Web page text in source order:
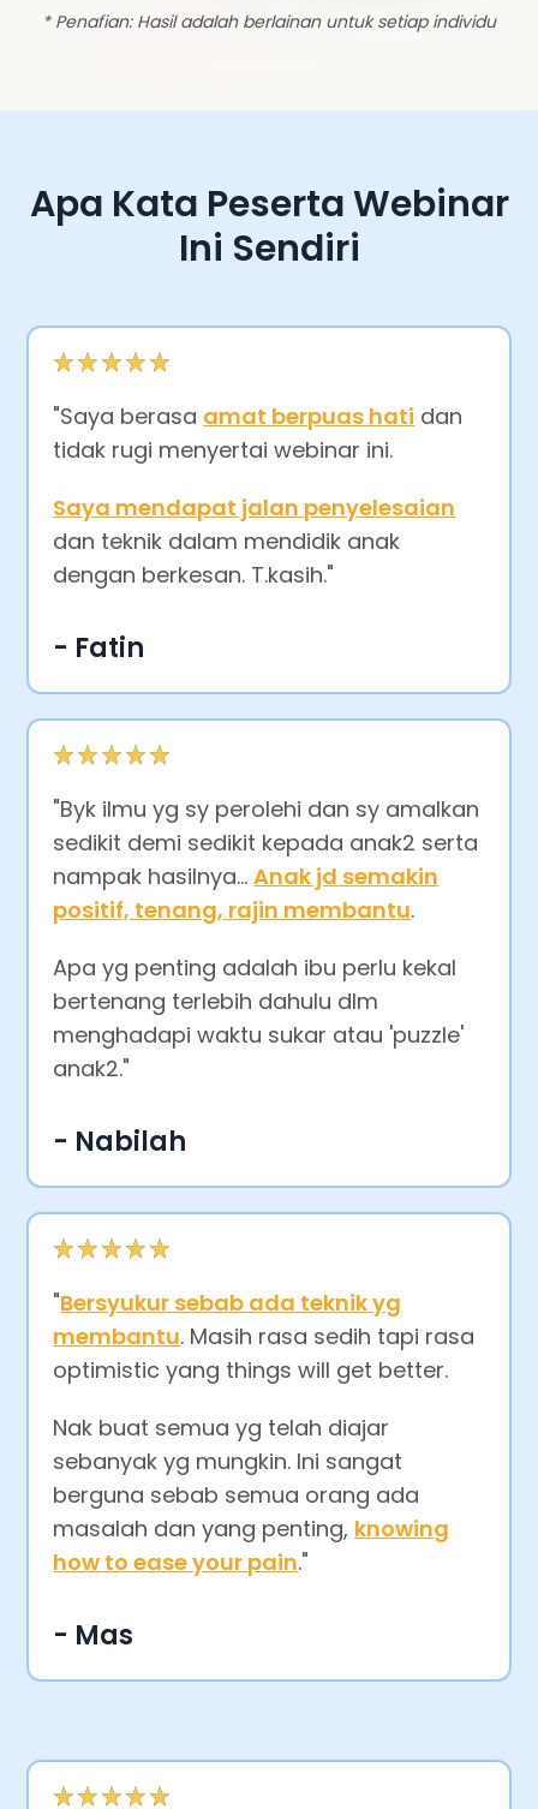
* Penafian: Hasil adalah berlainan untuk setiap individu
Apa Kata Peserta Webinar
Ini Sendiri
"Saya berasa amat berpuas hati dan
tidak rugi menyertai webinar ini.
Saya mendapat jalan penyelesaian
dan teknik dalam mendidik anak
dengan berkesan. T.kasih."
- Fatin
"Byk ilmu yg sy perolehi dan sy amalkan
sedikit demi sedikit kepada anak2 serta
nampak hasilnya...Anak jd semakin
positif, tenang, rajin membantu.
Apa yg penting adalah ibu perlu kekal
bertenang terlebih dahulu dlm
menghadapi waktu sukar atau 'puzzle'
anak2."
- Nabilah
"Bersyukur sebab ada teknik yg
membantu. Masih rasa sedih tapi rasa
optimistic yang things will get better.
Nak buat semua yg telah diajar
sebanyak yg mungkin. Ini sangat
berguna sebab semua orang ada
masalah dan yang penting, knowing
how to ease your pain."
- Mas